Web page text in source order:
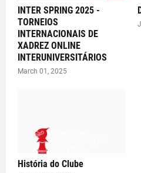
INTER SPRING 2025 -
TORNEIOS
INTERNACIONAIS DE
XADREZ ONLINE
INTERUNIVERSITÁRIOS
March 01, 2025
História do Clube